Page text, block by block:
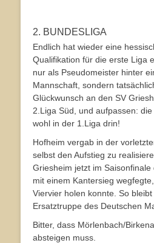
2. BUNDESLIGA
Endlich hat wieder eine
Qualifikation für die erste Liga
nur als Pseudomeister hinter
Mannschaft, sondern
Glückwunsch an den SV
2.Liga Süd, und aufpassen:
wohl in der 1.Liga drin!
Hofheim vergab in der
selbst den Aufstieg zu
Griesheim jetzt im Saisonfinale
mit einem Kantersieg
Viervier holen konnte. So
Ersatztruppe des Deutschen
Bitter, dass Mörlenbach/
absteigen muss.